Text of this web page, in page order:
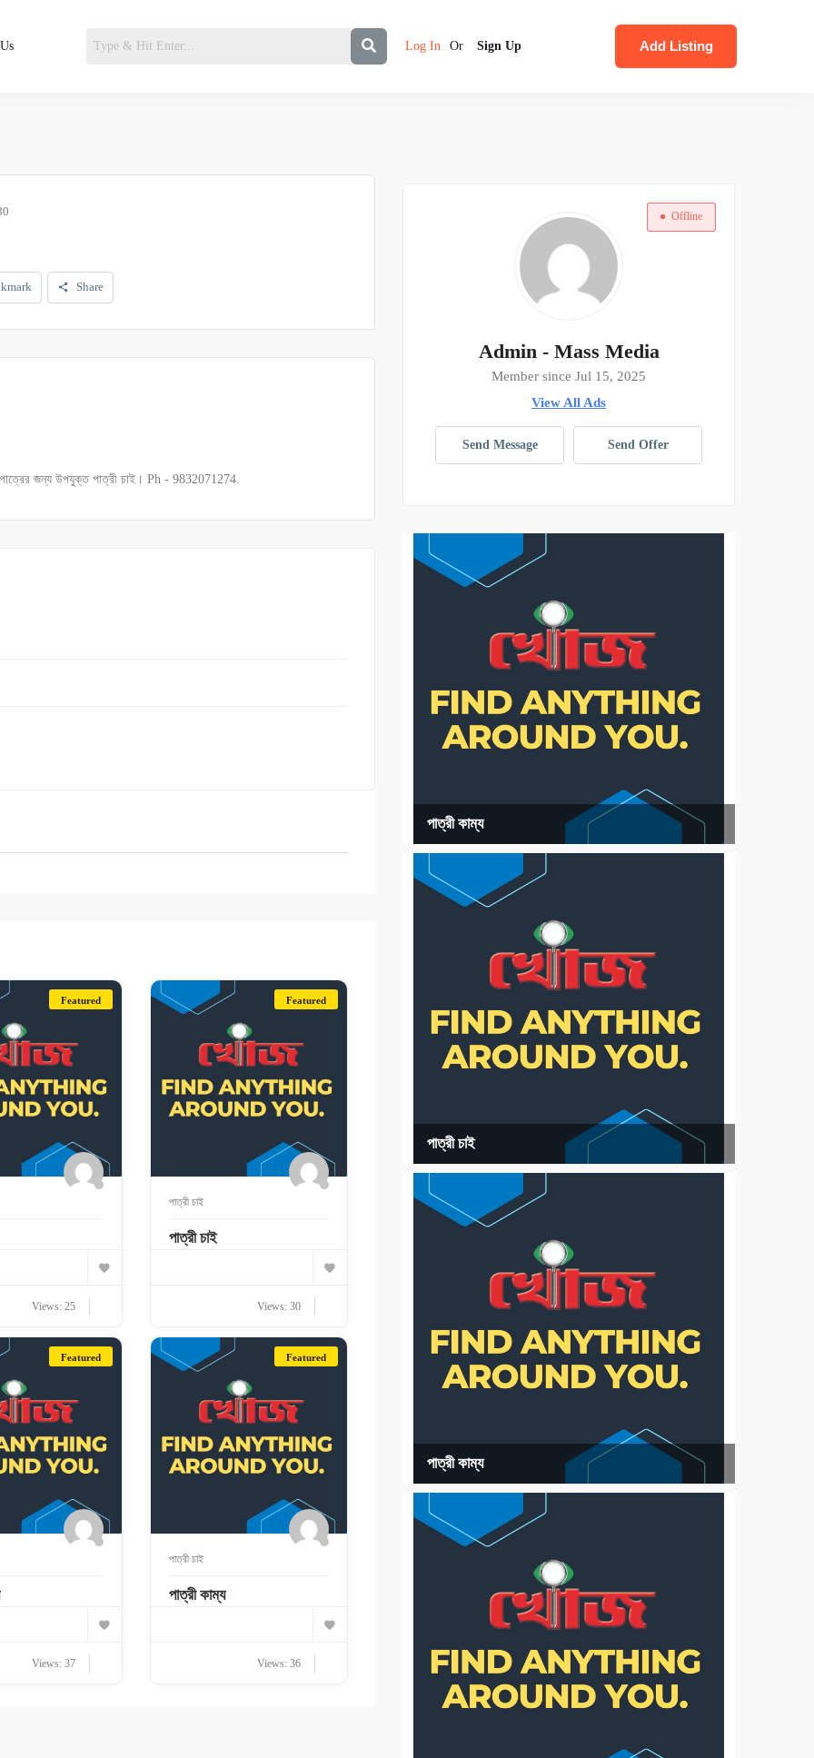
Log In Or Sign Up Add Listing
Share
পাত্রের জন্য উপযুক্ত পাত্রী চাই। Ph - 9832071274.
Featured
Views: 25
Featured
পাত্রী চাই
পাত্রী চাই
Views: 30
Featured
Views: 37
Featured
পাত্রী চাই
পাত্রী কাম্য
Views: 36
Offline
Admin - Mass Media
Member since Jul 15, 2025
View All Ads
Send Message Send Offer
পাত্রী কাম্য
পাত্রী চাই
পাত্রী কাম্য